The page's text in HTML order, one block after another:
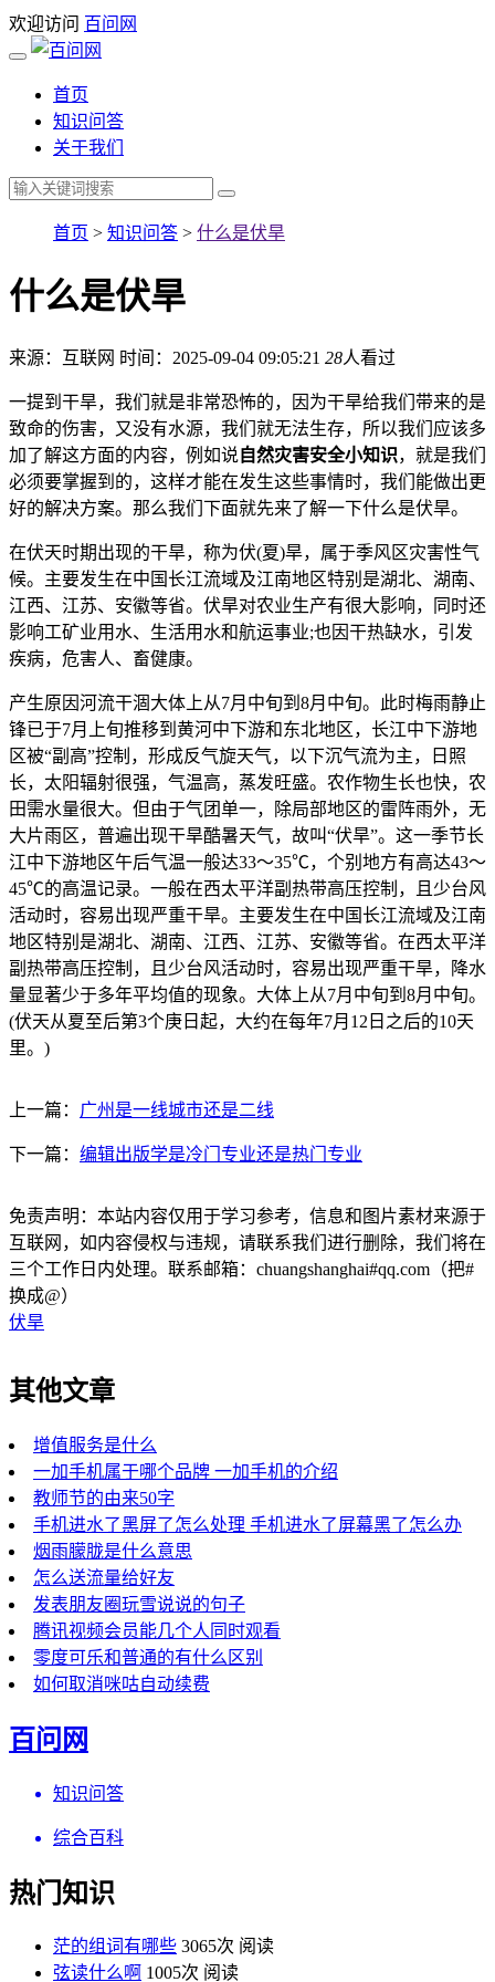
欢迎访问 百问网
首页
知识问答
关于我们
首页 > 知识问答 > 什么是伏旱
什么是伏旱
来源：互联网 时间：2025-09-04 09:05:21 28人看过
一提到干旱，我们就是非常恐怖的，因为干旱给我们带来的是
致命的伤害，又没有水源，我们就无法生存，所以我们应该多
加了解这方面的内容，例如说自然灾害安全小知识，就是我们
必须要掌握到的，这样才能在发生这些事情时，我们能做出更
好的解决方案。那么我们下面就先来了解一下什么是伏旱。
在伏天时期出现的干旱，称为伏(夏)旱，属于季风区灾害性气
候。主要发生在中国长江流域及江南地区特别是湖北、湖南、
江西、江苏、安徽等省。伏旱对农业生产有很大影响，同时还
影响工矿业用水、生活用水和航运事业;也因干热缺水，引发
疾病，危害人、畜健康。
产生原因河流干涸大体上从7月中旬到8月中旬。此时梅雨静止
锋已于7月上旬推移到黄河中下游和东北地区，长江中下游地
区被“副高”控制，形成反气旋天气，以下沉气流为主，日照
长，太阳辐射很强，气温高，蒸发旺盛。农作物生长也快，农
田需水量很大。但由于气团单一，除局部地区的雷阵雨外，无
大片雨区，普遍出现干旱酷暑天气，故叫“伏旱”。这一季节长
江中下游地区午后气温一般达33～35℃，个别地方有高达43～
45℃的高温记录。一般在西太平洋副热带高压控制，且少台风
活动时，容易出现严重干旱。主要发生在中国长江流域及江南
地区特别是湖北、湖南、江西、江苏、安徽等省。在西太平洋
副热带高压控制，且少台风活动时，容易出现严重干旱，降水
量显著少于多年平均值的现象。大体上从7月中旬到8月中旬。
(伏天从夏至后第3个庚日起，大约在每年7月12日之后的10天
里。)
上一篇： 广州是一线城市还是二线
下一篇： 编辑出版学是冷门专业还是热门专业
免责声明：本站内容仅用于学习参考，信息和图片素材来源于
互联网，如内容侵权与违规，请联系我们进行删除，我们将在
三个工作日内处理。联系邮箱：chuangshanghai#qq.com（把#
换成@）
伏旱
其他文章
增值服务是什么
一加手机属于哪个品牌 一加手机的介绍
教师节的由来50字
手机进水了黑屏了怎么处理 手机进水了屏幕黑了怎么办
烟雨朦胧是什么意思
怎么送流量给好友
发表朋友圈玩雪说说的句子
腾讯视频会员能几个人同时观看
零度可乐和普通的有什么区别
如何取消咪咕自动续费
百问网
知识问答
综合百科
热门知识
茫的组词有哪些 3065次 阅读
弦读什么啊 1005次 阅读